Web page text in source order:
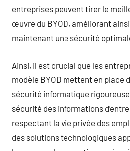
entreprises peuvent tirer le
œuvre du BYOD, améliorant
maintenant une sécurité
Ainsi, il est crucial que les
modèle BYOD mettent en place
sécurité informatique
sécurité des informations
respectant la vie privée des
des solutions technologiques